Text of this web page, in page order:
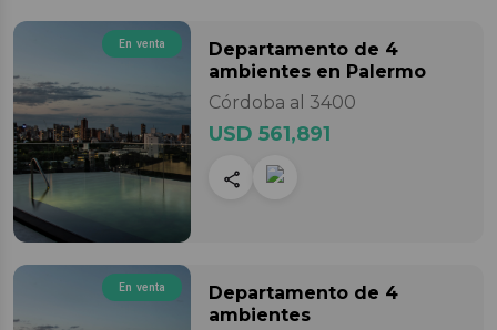
En venta Departamento de 4
ambientes en Palermo
Córdoba al 3400
USD 561,891
En venta Departamento de 4
ambientes